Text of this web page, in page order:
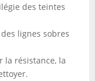
des teintes
lignes sobres
la résistance, la